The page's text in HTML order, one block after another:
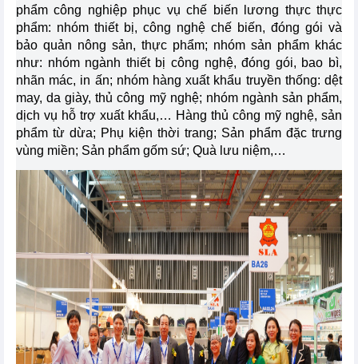
phẩm công nghiệp phục vụ chế biến lương thực thực
phẩm: nhóm thiết bị, công nghệ chế biến, đóng gói và
bảo quản nông sản, thực phẩm; nhóm sản phẩm khác
như: nhóm ngành thiết bị công nghệ, đóng gói, bao bì,
nhãn mác, in ấn; nhóm hàng xuất khẩu truyền thống: dệt
may, da giày, thủ công mỹ nghệ; nhóm ngành sản phẩm,
dịch vụ hỗ trợ xuất khẩu,… Hàng thủ công mỹ nghệ, sản
phẩm từ dừa; Phụ kiện thời trang; Sản phẩm đặc trưng
vùng miền; Sản phẩm gốm sứ; Quà lưu niệm,…